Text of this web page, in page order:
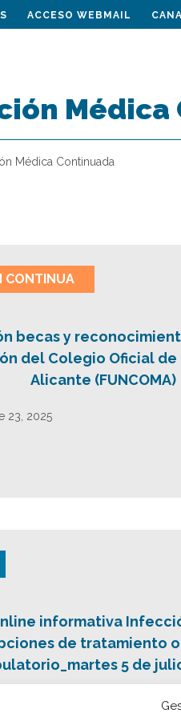
ACCESO WEBMAIL
Médica Continuada
CONTINUA
becas y
del Colegio Oficial de
Alicante (FUNCOMA)
23, 2025
informativa
de tratamiento
5 de